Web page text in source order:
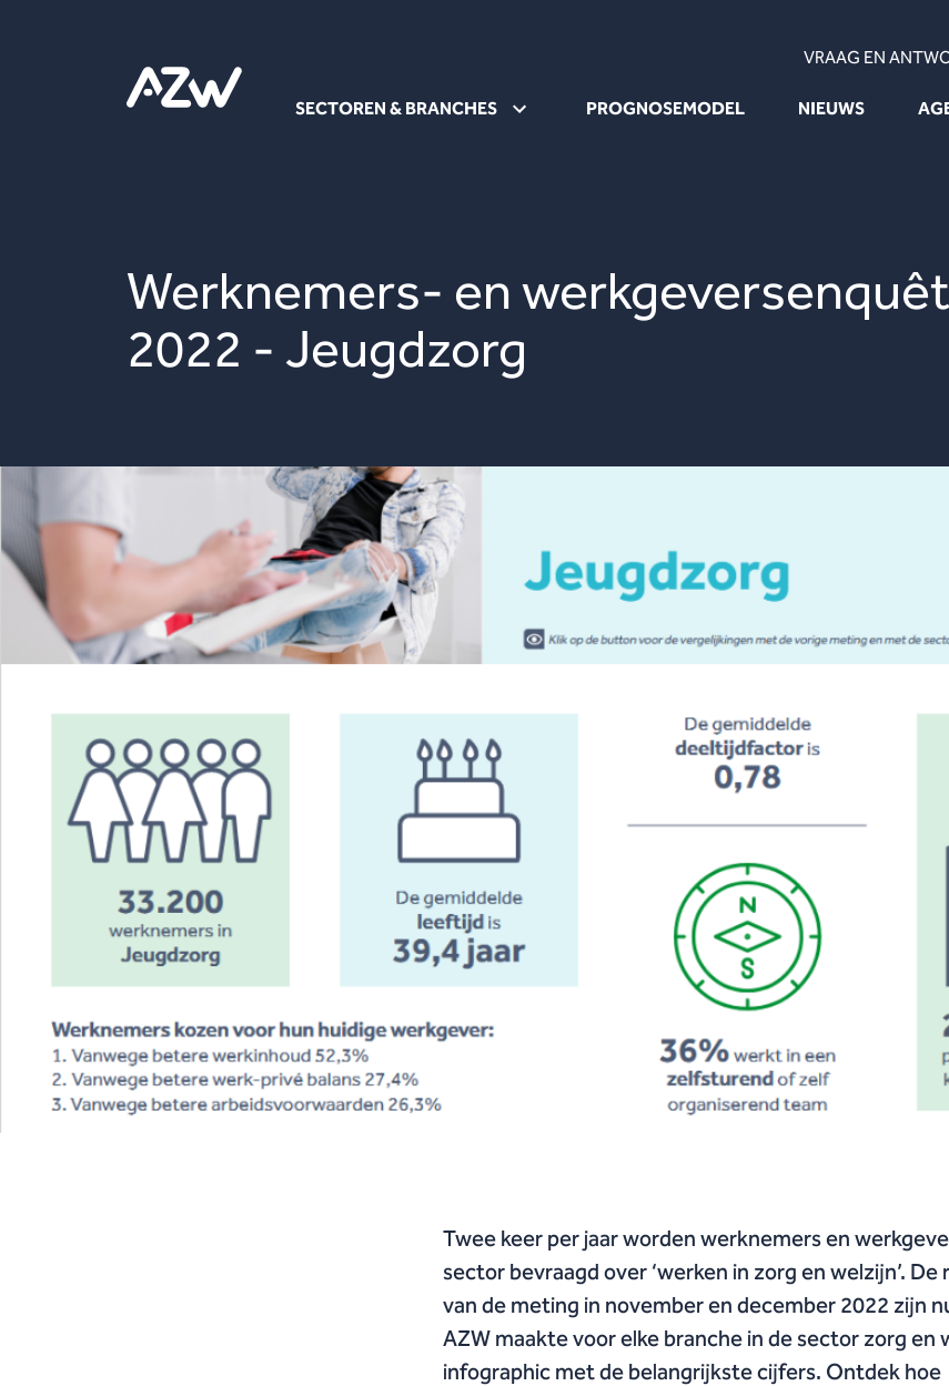
SECTOREN & BRANCHES PROGNOSEMODEL NIEUWS
VRAAG EN
Werknemers- en
2022 - Jeugdzorg
Twee keer per jaar worden werknemers en
sector bevraagd over ‘werken in zorg en welzijn’.
van de meting in november en december 2022 zijn
AZW maakte voor elke branche in de sector zorg en
infographic met de belangrijkste cijfers. Ontdek hoe